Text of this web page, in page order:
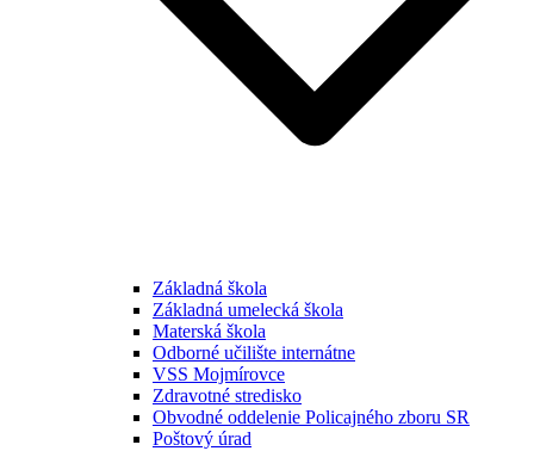
Základná škola
Základná umelecká škola
Materská škola
Odborné učilište internátne
VSS Mojmírovce
Zdravotné stredisko
Obvodné oddelenie Policajného zboru SR
Poštový úrad